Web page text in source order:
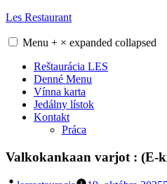
Skip
content
Les Restaurant
Menu + × expanded collapsed
Reštaurácia LES
Denné Menu
Vínna karta
Jedálny lístok
Kontakt
Práca
Valkokankaan varjot : (E-